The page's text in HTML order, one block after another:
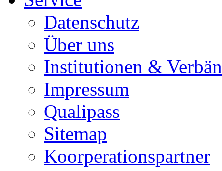
Datenschutz
Über uns
Institutionen &
Impressum
Qualipass
Sitemap
Koorperationspartner